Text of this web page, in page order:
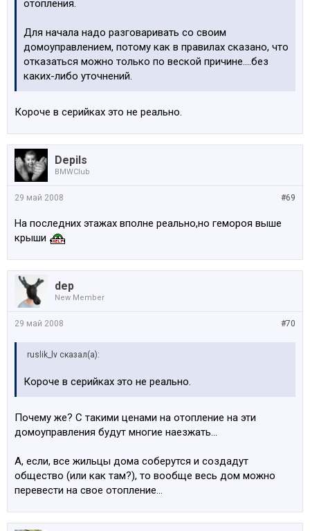
отопления.
Для начала надо разговаривать со своим
домоуправлением, потому как в правилах сказано, что
отказаться можно только по веской причине....без
каких-либо уточнений.
Короче в серийках это не реально.
Depils
BMWClub
#69
29 май 2008
На последних этажах вполне реально,но гемороя выше
крыши
dep
New Member
#70
29 май 2008
ruslik_lv сказал(а):
Короче в серийках это не реально.
Почему же? С такими ценами на отопление на эти
домоуправления будут многие наезжать...
А, если, все жильцы дома соберутся и создадут
общество (или как там?), то вообще весь дом можно
перевести на свое отопление...